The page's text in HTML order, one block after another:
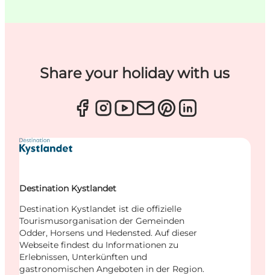
Share your holiday with us
Destination Kystlandet
Destination Kystlandet ist die offizielle
Tourismusorganisation der Gemeinden
Odder, Horsens und Hedensted. Auf dieser
Webseite findest du Informationen zu
Erlebnissen, Unterkünften und
gastronomischen Angeboten in der Region.